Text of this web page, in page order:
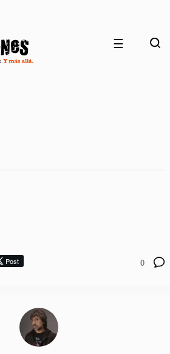
☰
Post 0